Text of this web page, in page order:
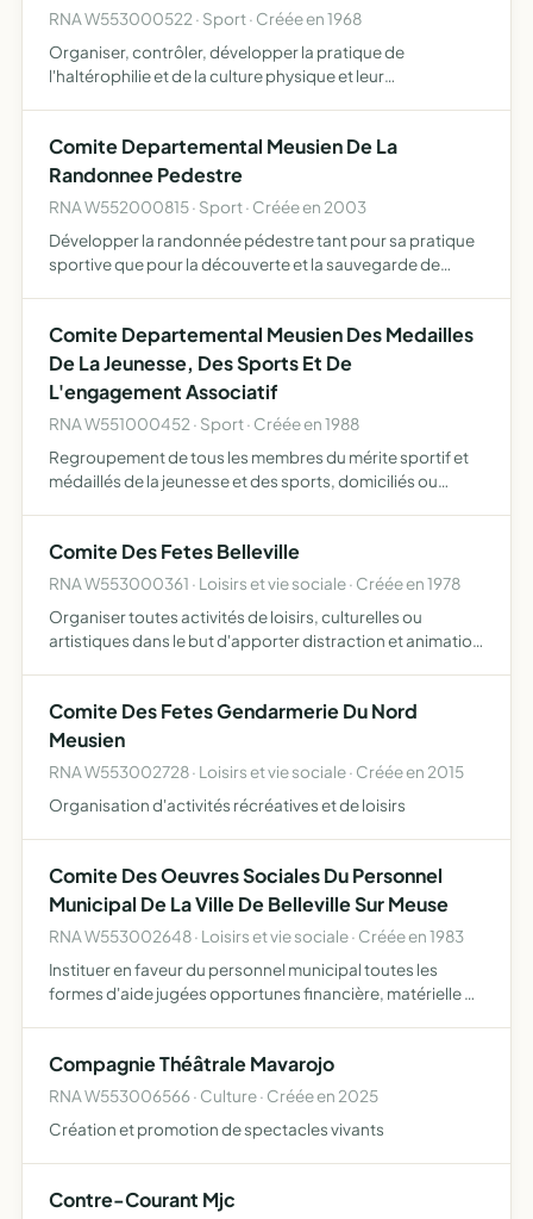
RNA W553000522 · Sport · Créée en 1968
Organiser, contrôler, développer la pratique de
l'haltérophilie et de la culture physique et leur
fonctionna…
Comite Departemental Meusien De La
Randonnee Pedestre
RNA W552000815 · Sport · Créée en 2003
Développer la randonnée pédestre tant pour sa pratique
sportive que pour la découverte et la sauvegarde de
Comite Departemental Meusien Des Medailles
De La Jeunesse, Des Sports Et De
L'engagement Associatif
RNA W551000452 · Sport · Créée en 1988
Regroupement de tous les membres du mérite sportif et
médaillés de la jeunesse et des sports, domiciliés ou
…
Comite Des Fetes Belleville
RNA W553000361 · Loisirs et vie sociale · Créée en 1978
Organiser toutes activités de loisirs, culturelles ou
artistiques dans le but d'apporter distraction et animation
Comite Des Fetes Gendarmerie Du Nord
Meusien
RNA W553002728 · Loisirs et vie sociale · Créée en 2015
Organisation d'activités récréatives et de loisirs
Comite Des Oeuvres Sociales Du Personnel
Municipal De La Ville De Belleville Sur Meuse
RNA W553002648 · Loisirs et vie sociale · Créée en 1983
Instituer en faveur du personnel municipal toutes les
formes d'aide jugées opportunes financière, matérielle ou
Compagnie Théâtrale Mavarojo
RNA W553006566 · Culture · Créée en 2025
Création et promotion de spectacles vivants
Contre-Courant Mjc